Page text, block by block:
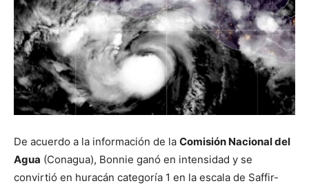
De acuerdo a la información de la Comisión Nacional del
Agua (Conagua), Bonnie ganó en intensidad y se
convirtió en huracán categoría 1 en la escala de Saffir-